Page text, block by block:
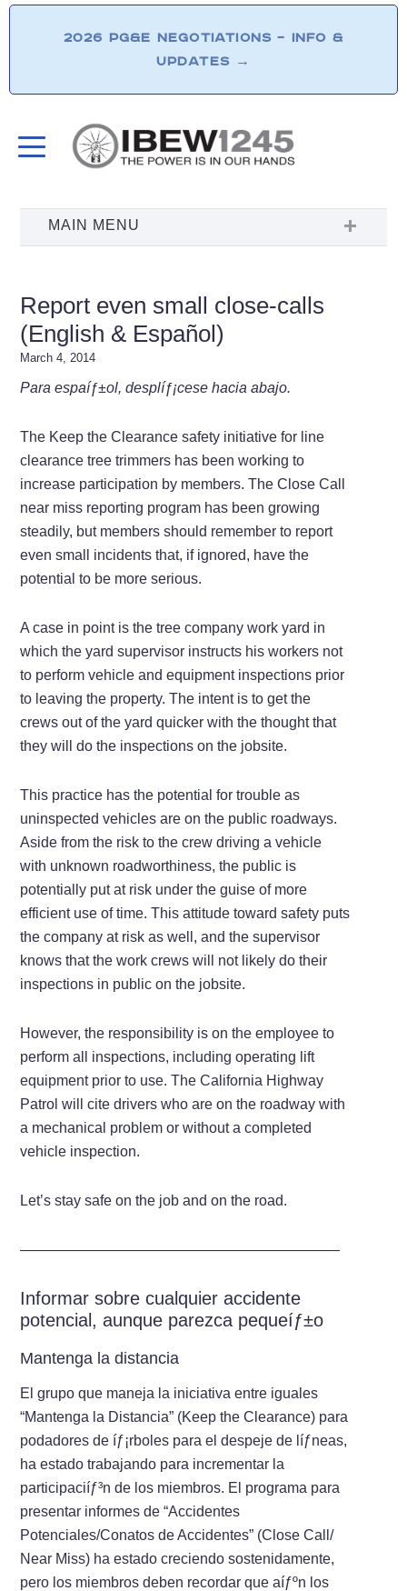
2026 PG&E NEGOTIATIONS – INFO &
UPDATES →
Report even small close-calls
(English & Español)
March 4, 2014
Para espaíƒ±ol, desplíƒ¡cese hacia abajo.
The Keep the Clearance safety initiative for line
clearance tree trimmers has been working to
increase participation by members. The Close Call
near miss reporting program has been growing
steadily, but members should remember to report
even small incidents that, if ignored, have the
potential to be more serious.
A case in point is the tree company work yard in
which the yard supervisor instructs his workers not
to perform vehicle and equipment inspections prior
to leaving the property. The intent is to get the
crews out of the yard quicker with the thought that
they will do the inspections on the jobsite.
This practice has the potential for trouble as
uninspected vehicles are on the public roadways.
Aside from the risk to the crew driving a vehicle
with unknown roadworthiness, the public is
potentially put at risk under the guise of more
efficient use of time. This attitude toward safety puts
the company at risk as well, and the supervisor
knows that the work crews will not likely do their
inspections in public on the jobsite.
However, the responsibility is on the employee to
perform all inspections, including operating lift
equipment prior to use. The California Highway
Patrol will cite drivers who are on the roadway with
a mechanical problem or without a completed
vehicle inspection.
Let’s stay safe on the job and on the road.
——————————————————————
Informar sobre cualquier accidente
potencial, aunque parezca pequeíƒ±o
Mantenga la distancia
El grupo que maneja la iniciativa entre iguales
“Mantenga la Distancia” (Keep the Clearance) para
podadores de íƒ¡rboles para el despeje de líƒ­neas,
ha estado trabajando para incrementar la
participaciíƒ³n de los miembros. El programa para
presentar informes de “Accidentes
Potenciales/Conatos de Accidentes” (Close Call/
Near Miss) ha estado creciendo sostenidamente,
pero los miembros deben recordar que aíƒºn los